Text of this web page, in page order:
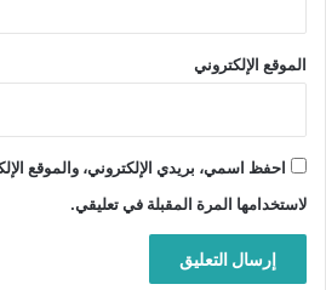
الموقع الإلكتروني
احفظ اسمي، بريدي الإلكتروني، والموقع
لاستخدامها المرة المقبلة في تعليقي.